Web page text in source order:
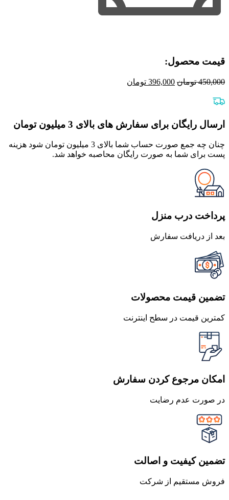
قیمت محصول:​
450,000 تومان قیمت
396,000 تومان
ارسال رایگان برای سفارش های بالای 3 میلیون تومان
چنان چه جمع صورت حساب شما بالای 3 میلیون تومان شود هزینه
پست برای شما به صورت رایگان محاصبه خواهد شد.
پرداخت درب منزل
بعد از دریافت سفارش
تضمین قیمت محصولات
کمترین قیمت در سطح اینترنت
امکان مرجوع کردن سفارش
در صورت عدم رضایت
تضمین کیفیت و اصالت
فروش مستقیم از شرکت